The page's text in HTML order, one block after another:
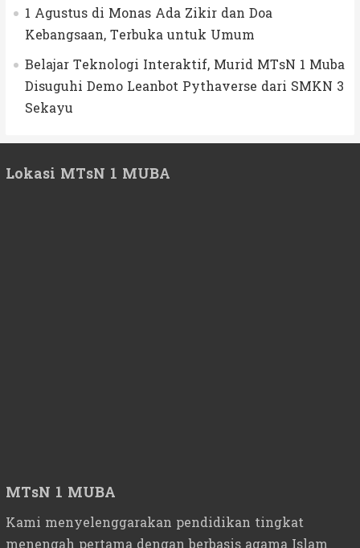
1 Agustus di Monas Ada Zikir dan Doa
Kebangsaan, Terbuka untuk Umum
Belajar Teknologi Interaktif, Murid MTsN 1 Muba
Disuguhi Demo Leanbot Pythaverse dari SMKN 3
Sekayu
Lokasi MTsN 1 MUBA
MTsN 1 MUBA
Kami menyelenggarakan pendidikan tingkat